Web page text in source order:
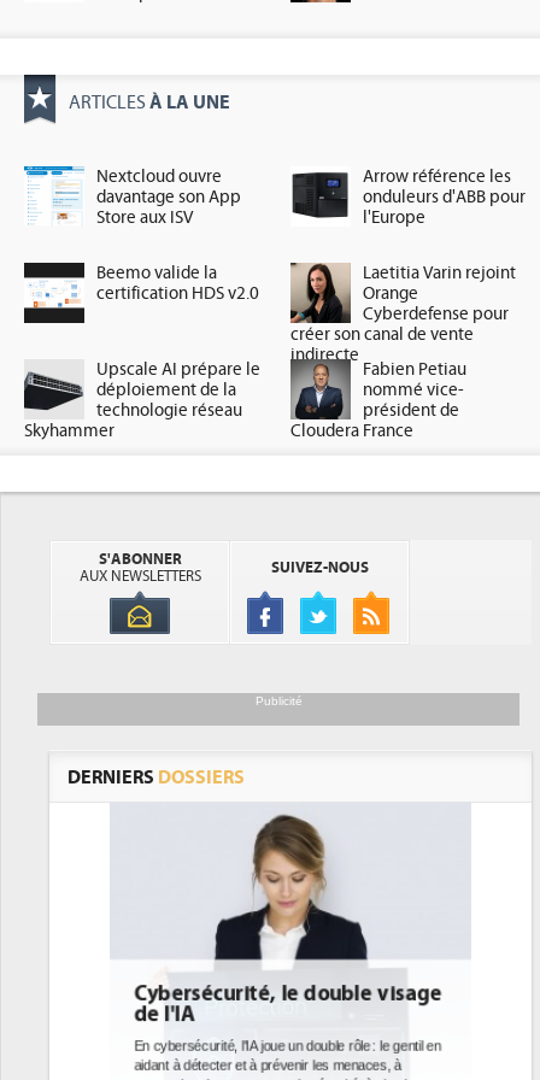
ARTICLES À LA UNE
Nextcloud ouvre
davantage son App
Store aux ISV
Arrow référence les
onduleurs d'ABB pour
l'Europe
Beemo valide la
certification HDS v2.0
Laetitia Varin rejoint
Orange
Cyberdefense pour
créer son canal de vente
indirecte
Upscale AI prépare le
déploiement de la
technologie réseau
Skyhammer
Fabien Petiau
nommé vice-
président de
Cloudera France
S'ABONNER
AUX NEWSLETTERS
SUIVEZ-NOUS
Publicité
DERNIERS DOSSIERS
DEE: l'efficacité énergétique
bientôt une obligation pour les
datacenters
Des datacenters plus durables et plus efficaces, c'est